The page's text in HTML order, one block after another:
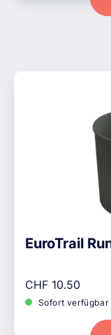
EuroTrail
Regulärer Preis:
CHF 10.50
Sofort verfügbar